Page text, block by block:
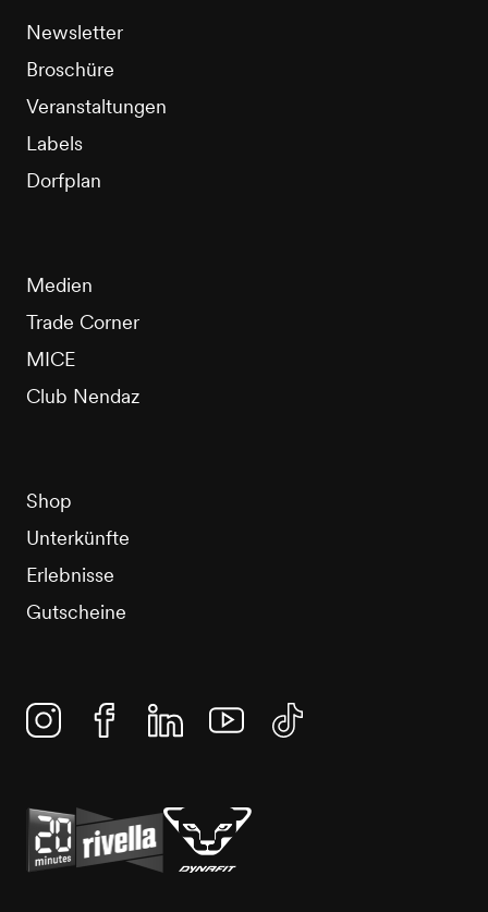
Newsletter
Broschüre
Veranstaltungen
Labels
Dorfplan
Medien
Trade Corner
MICE
Club Nendaz
Shop
Unterkünfte
Erlebnisse
Gutscheine